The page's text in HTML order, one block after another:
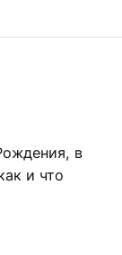
в
и что